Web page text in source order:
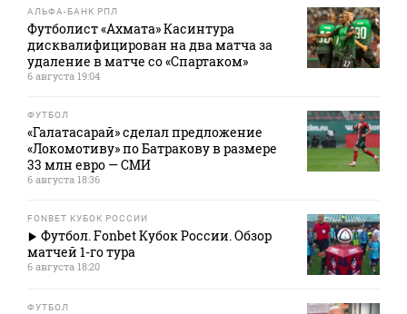
АЛЬФА-БАНК РПЛ
Футболист «Ахмата» Касинтура
дисквалифицирован на два матча за
удаление в матче со «Спартаком»
6 августа 19:04
ФУТБОЛ
«Галатасарай» сделал предложение
«Локомотиву» по Батракову в размере
33 млн евро — СМИ
6 августа 18:36
FONBET КУБОК РОССИИ
Футбол. Fonbet Кубок России. Обзор
матчей 1-го тура
6 августа 18:20
ФУТБОЛ